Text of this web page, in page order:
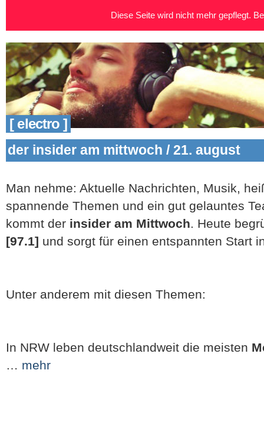
[ electro ]
der insider am mittwoch / 21. august
Man nehme: Aktuelle Nachrichten, Musik,
spannende Themen und ein gut gelauntes
kommt der insider am Mittwoch. Heute
[97.1] und sorgt für einen entspannten Start
Unter anderem mit diesen Themen:
In NRW leben deutschlandweit die meisten
… mehr
Diese Seite wird nicht mehr gepflegt.